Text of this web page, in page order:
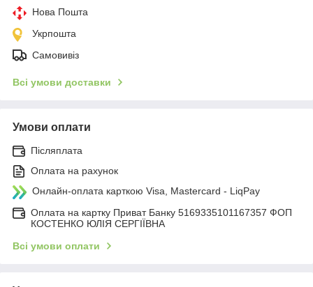
Нова Пошта
Укрпошта
Самовивіз
Всі умови доставки
Умови оплати
Післяплата
Оплата на рахунок
Онлайн-оплата карткою Visa, Mastercard - LiqPay
Оплата на картку Приват Банку 5169335101167357 ФОП
КОСТЕНКО ЮЛІЯ СЕРГІЇВНА
Всі умови оплати